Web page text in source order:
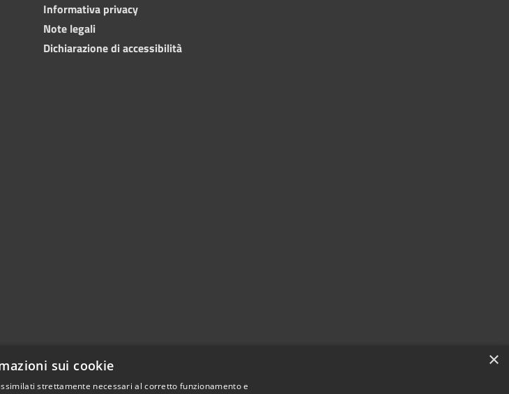
Informativa privacy
Note legali
Dichiarazione di accessibilità
×
sui cookie
strettamente necessari al corretto funzionamento e